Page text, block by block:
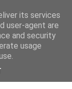
its services
user-agent are
and security
usage